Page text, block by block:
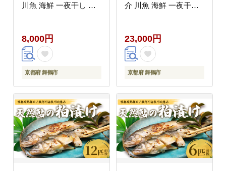
川魚 海鮮 一夜干し 鮎
8,000円
京都府 舞鶴市
介 川魚 海鮮 一夜干し
23,000円
京都府 舞鶴市